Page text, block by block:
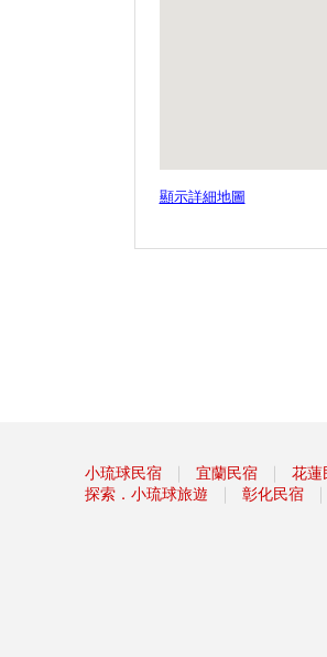
關園 入園
顯示詳細地圖
小琉球民宿 ｜ 宜蘭民宿 ｜ 花蓮
探索．小琉球旅遊 ｜ 彰化民宿 ｜